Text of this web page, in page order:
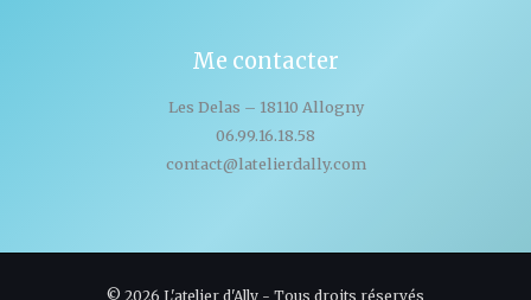
Me contacter
Les Delas – 18110 Allogny
06.99.16.18.58
contact@latelierdally.com
© 2026 L'atelier d'Ally - Tous droits réservés